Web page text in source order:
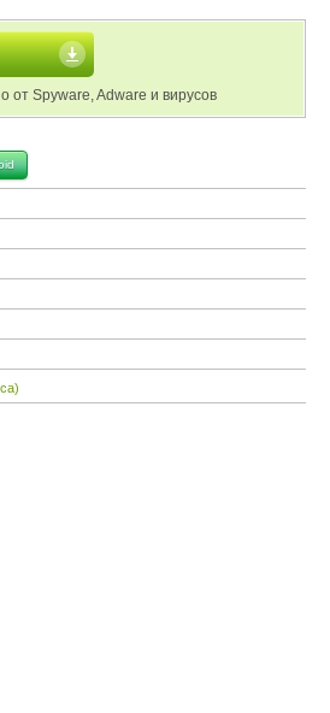
от Spyware, Adware и вирусов